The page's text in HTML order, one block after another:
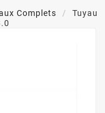
Complets
Tuyau